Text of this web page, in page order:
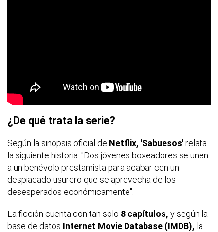
¿De qué trata la serie?
Según la sinopsis oficial de Netflix, 'Sabuesos'relata
la siguiente historia: "Dos jóvenes boxeadores se unen
a un benévolo prestamista para acabar con un
despiadado usurero que se aprovecha de los
desesperados económicamente".
La ficción cuenta con tan solo 8 capítulos, y según la
base de datos Internet Movie Database (IMDB), la